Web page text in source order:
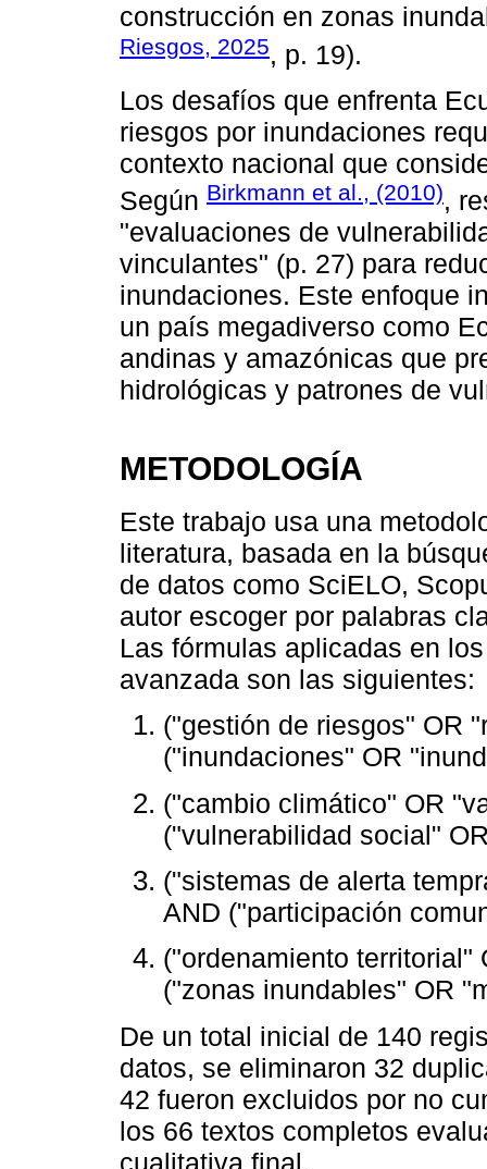
construcción en zonas
Riesgos, 2025, p. 19).
Los desafíos que enfrenta
riesgos por inundaciones
contexto nacional que
Según Birkmann et al., (2010),
"evaluaciones de
vinculantes" (p. 27) para
inundaciones. Este enfoque
un país megadiverso como
andinas y amazónicas que
hidrológicas y patrones de
METODOLOGÍA
Este t͏r͏aba͏jo usa una
literatura, basada en la
de datos como S͏ciELO,
autor escoger por palabras
Las fórmulas aplicadas en
avanzada son las siguientes: ͏
("gestión de riesgos" OR
("inundaciones" OR
("cambio climático" OR
("vulnerabilidad social"
("sistemas de alerta
AND ("participación
("ordenamiento territorial"
("zonas inundables" OR
De un total inicial de 140
datos, se eliminaron 32
42 fueron excluidos por no
los 66 textos completos
cualitativa final.